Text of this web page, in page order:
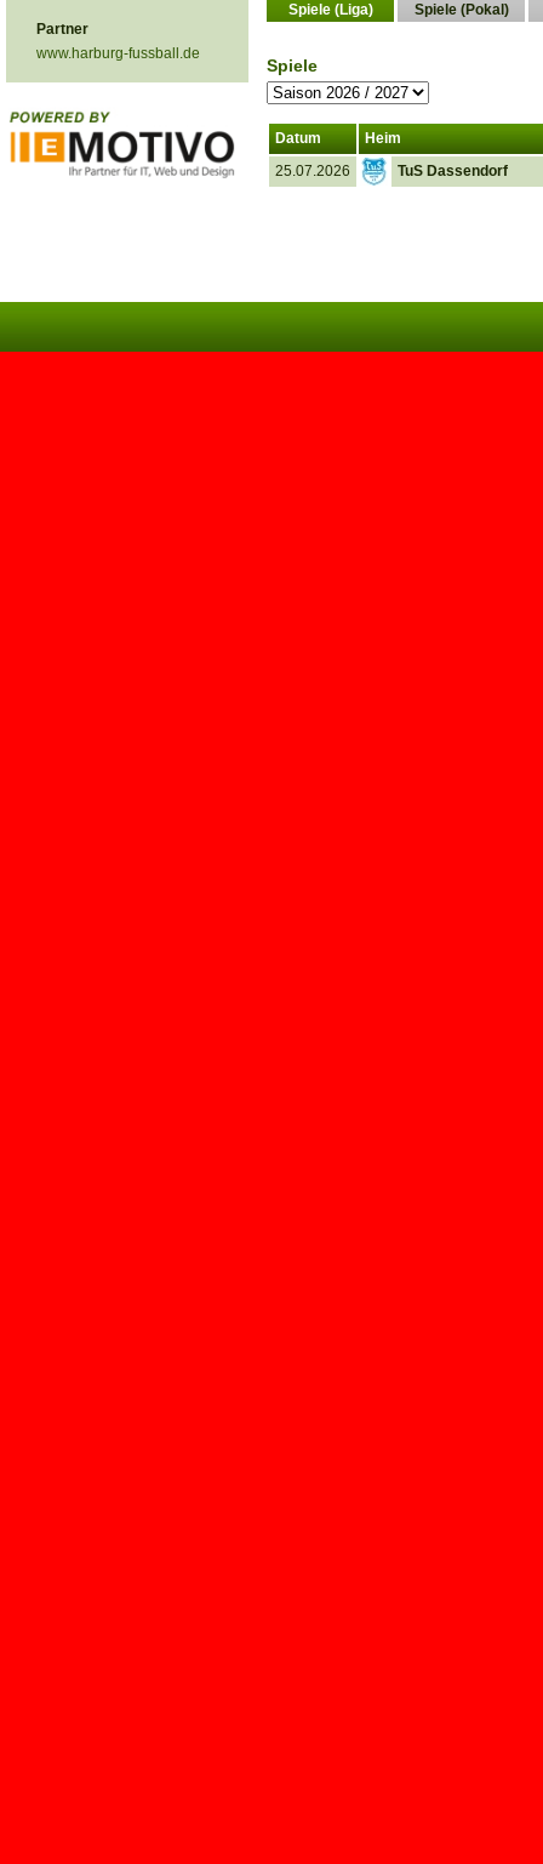
Partner
www.harburg-fussball.de
Spiele (Liga) Spiele (Pokal)
Spiele
Datum
Heim
25.07.2026
TuS Dassendorf